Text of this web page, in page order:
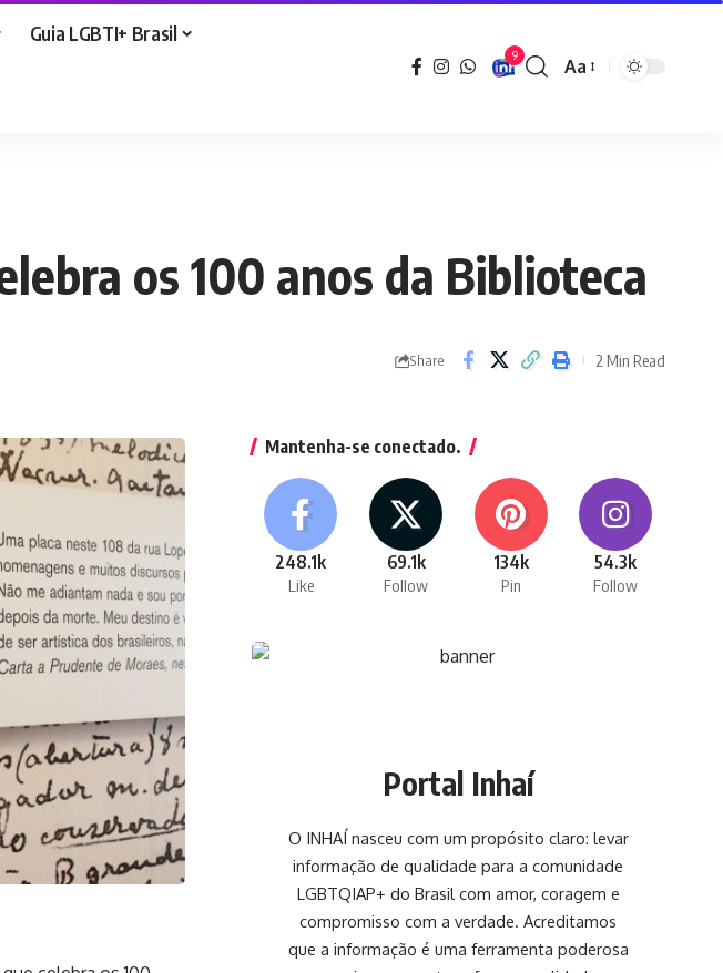
Guia LGBTI+ Brasil
9
Font
Aa
os 100 anos da Biblioteca
Share 2 Min Read
Mantenha-se conectado.
248.1k
Like
69.1k
Follow
134k
Pin
54.3k
Follow
Portal Inhaí
O INHAÍ nasceu com um propósito claro: levar
informação de qualidade para a comunidade
LGBTQIAP+ do Brasil com amor, coragem e
compromisso com a verdade. Acreditamos
que a informação é uma ferramenta poderosa